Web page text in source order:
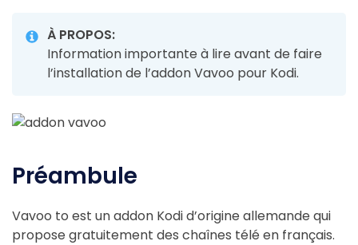
À PROPOS:
Information importante à lire avant de faire
l’installation de l’addon Vavoo pour Kodi.
Préambule
Vavoo to est un addon Kodi d’origine allemande qui
propose gratuitement des chaînes télé en français.